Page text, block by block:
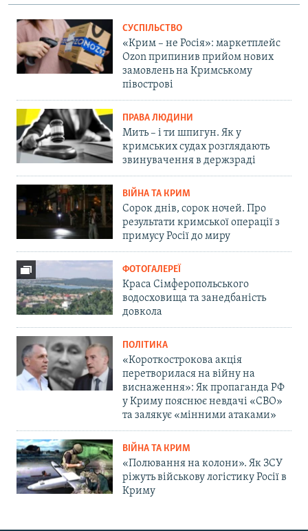
СУСПІЛЬСТВО
«Крим – не Росія»: маркетплейс
Ozon припинив прийом нових
замовлень на Кримському
півострові
ПРАВА ЛЮДИНИ
Мить – і ти шпигун. Як у
кримських судах розглядають
звинувачення в держзраді
ВІЙНА ТА КРИМ
Сорок днів, сорок ночей. Про
результати кримської операції з
примусу Росії до миру
ФОТОГАЛЕРЕЇ
Краса Сімферопольського
водосховища та занедбаність
довкола
ПОЛІТИКА
«Короткострокова акція
перетворилася на війну на
виснаження»: Як пропаганда РФ
у Криму пояснює невдачі «СВО»
та залякує «мінними атаками»
ВІЙНА ТА КРИМ
«Полювання на колони». Як ЗСУ
ріжуть військову логістику Росії в
Криму